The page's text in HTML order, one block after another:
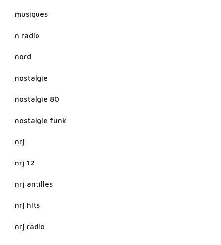
musiques
n radio
nord
nostalgie
nostalgie 80
nostalgie funk
nrj
nrj 12
nrj antilles
nrj hits
nrj radio